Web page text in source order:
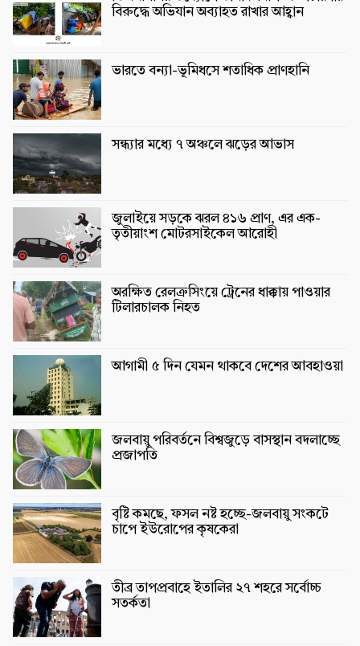
বিরুদ্ধে অভিযান অব্যাহত রাখার আহ্বান
ভারতে বন্যা-ভূমিধসে শতাধিক প্রাণহানি
সন্ধ্যার মধ্যে ৭ অঞ্চলে ঝড়ের আভাস
জুলাইয়ে সড়কে ঝরল ৪১৬ প্রাণ, এর এক-
তৃতীয়াংশ মোটরসাইকেল আরোহী
অরক্ষিত রেলক্রসিংয়ে ট্রেনের ধাক্কায় পাওয়ার
টিলারচালক নিহত
আগামী ৫ দিন যেমন থাকবে দেশের আবহাওয়া
জলবায়ু পরিবর্তনে বিশ্বজুড়ে বাসস্থান বদলাচ্ছে
প্রজাপতি
বৃষ্টি কমছে, ফসল নষ্ট হচ্ছে-জলবায়ু সংকটে
চাপে ইউরোপের কৃষকেরা
তীব্র তাপপ্রবাহে ইতালির ২৭ শহরে সর্বোচ্চ
সতর্কতা